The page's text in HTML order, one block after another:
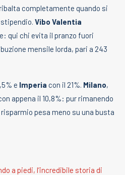
completamente quando si
Vibo Valentia
qui chi evita il pranzo fuori
mensile lorda, pari a 243
e Imperia con il 21%. Milano,
appena il 10,8%: pur rimanendo
pesa meno su una busta
a piedi, l’incredibile storia di